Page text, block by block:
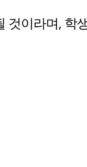
이라며, 학